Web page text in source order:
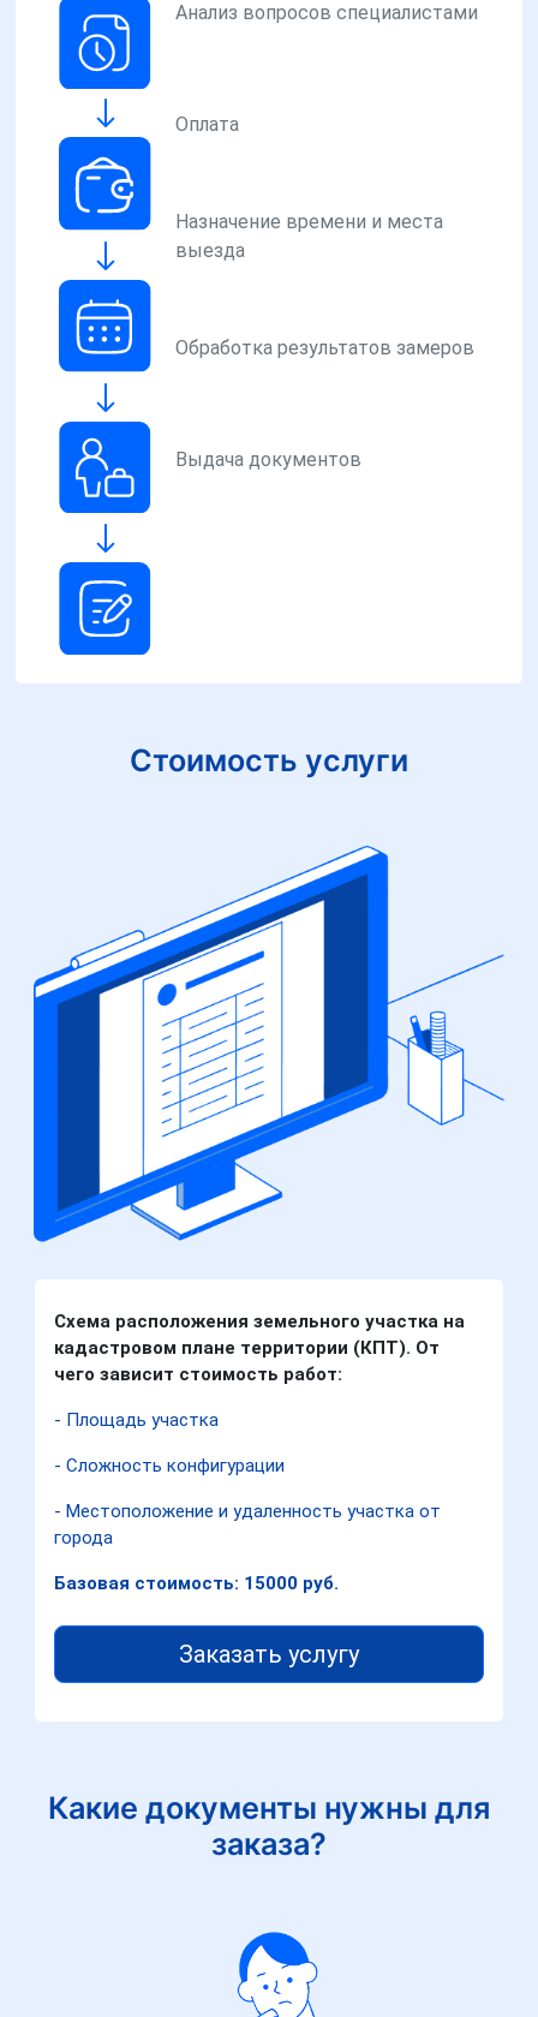
Анализ вопросов специалистами
Оплата
Назначение времени и места
выезда
Обработка результатов замеров
Выдача документов
Стоимость услуги
Схема расположения земельного участка на
кадастровом плане территории (КПТ). От
чего зависит стоимость работ:
- Площадь участка
- Сложность конфигурации
- Местоположение и удаленность участка от
города
Базовая стоимость: 15000 руб.
Заказать услугу
Какие документы нужны для
заказа?